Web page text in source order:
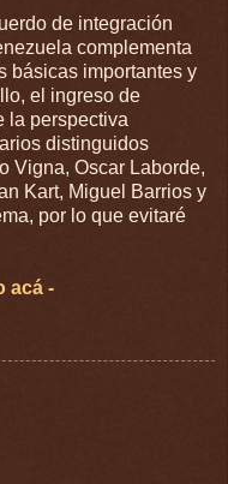
de integración
complementa
básicas importantes y
el ingreso de
la perspectiva
distinguidos
Vigna, Oscar Laborde,
Kart, Miguel Barrios y
por lo que evitaré
acá -